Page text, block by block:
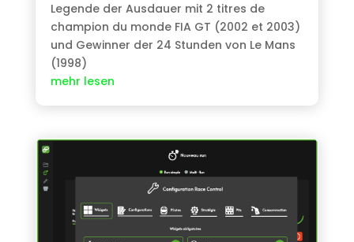
Legende der Ausdauer mit 2 titres de
champion du monde FIA GT (2002 et 2003)
und Gewinner der 24 Stunden von Le Mans
(1998)
mehr lesen